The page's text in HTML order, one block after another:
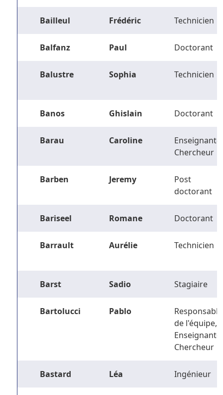
Bailleul Frédéric Technicien
Balfanz Paul Doctorant
Balustre Sophia Technicien
Banos Ghislain Doctorant
Barau Caroline
Enseignant-
Chercheur
Barben Jeremy
Post
doctorant
Bariseel Romane Doctorant
Barrault Aurélie Technicien
Barst Sadio Stagiaire
Bartolucci Pablo
Responsable
de l'équipe,
Enseignant-
Chercheur
Bastard Léa Ingénieur